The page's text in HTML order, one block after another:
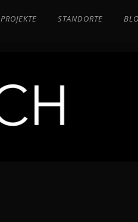
PROJEKTE STANDORTE